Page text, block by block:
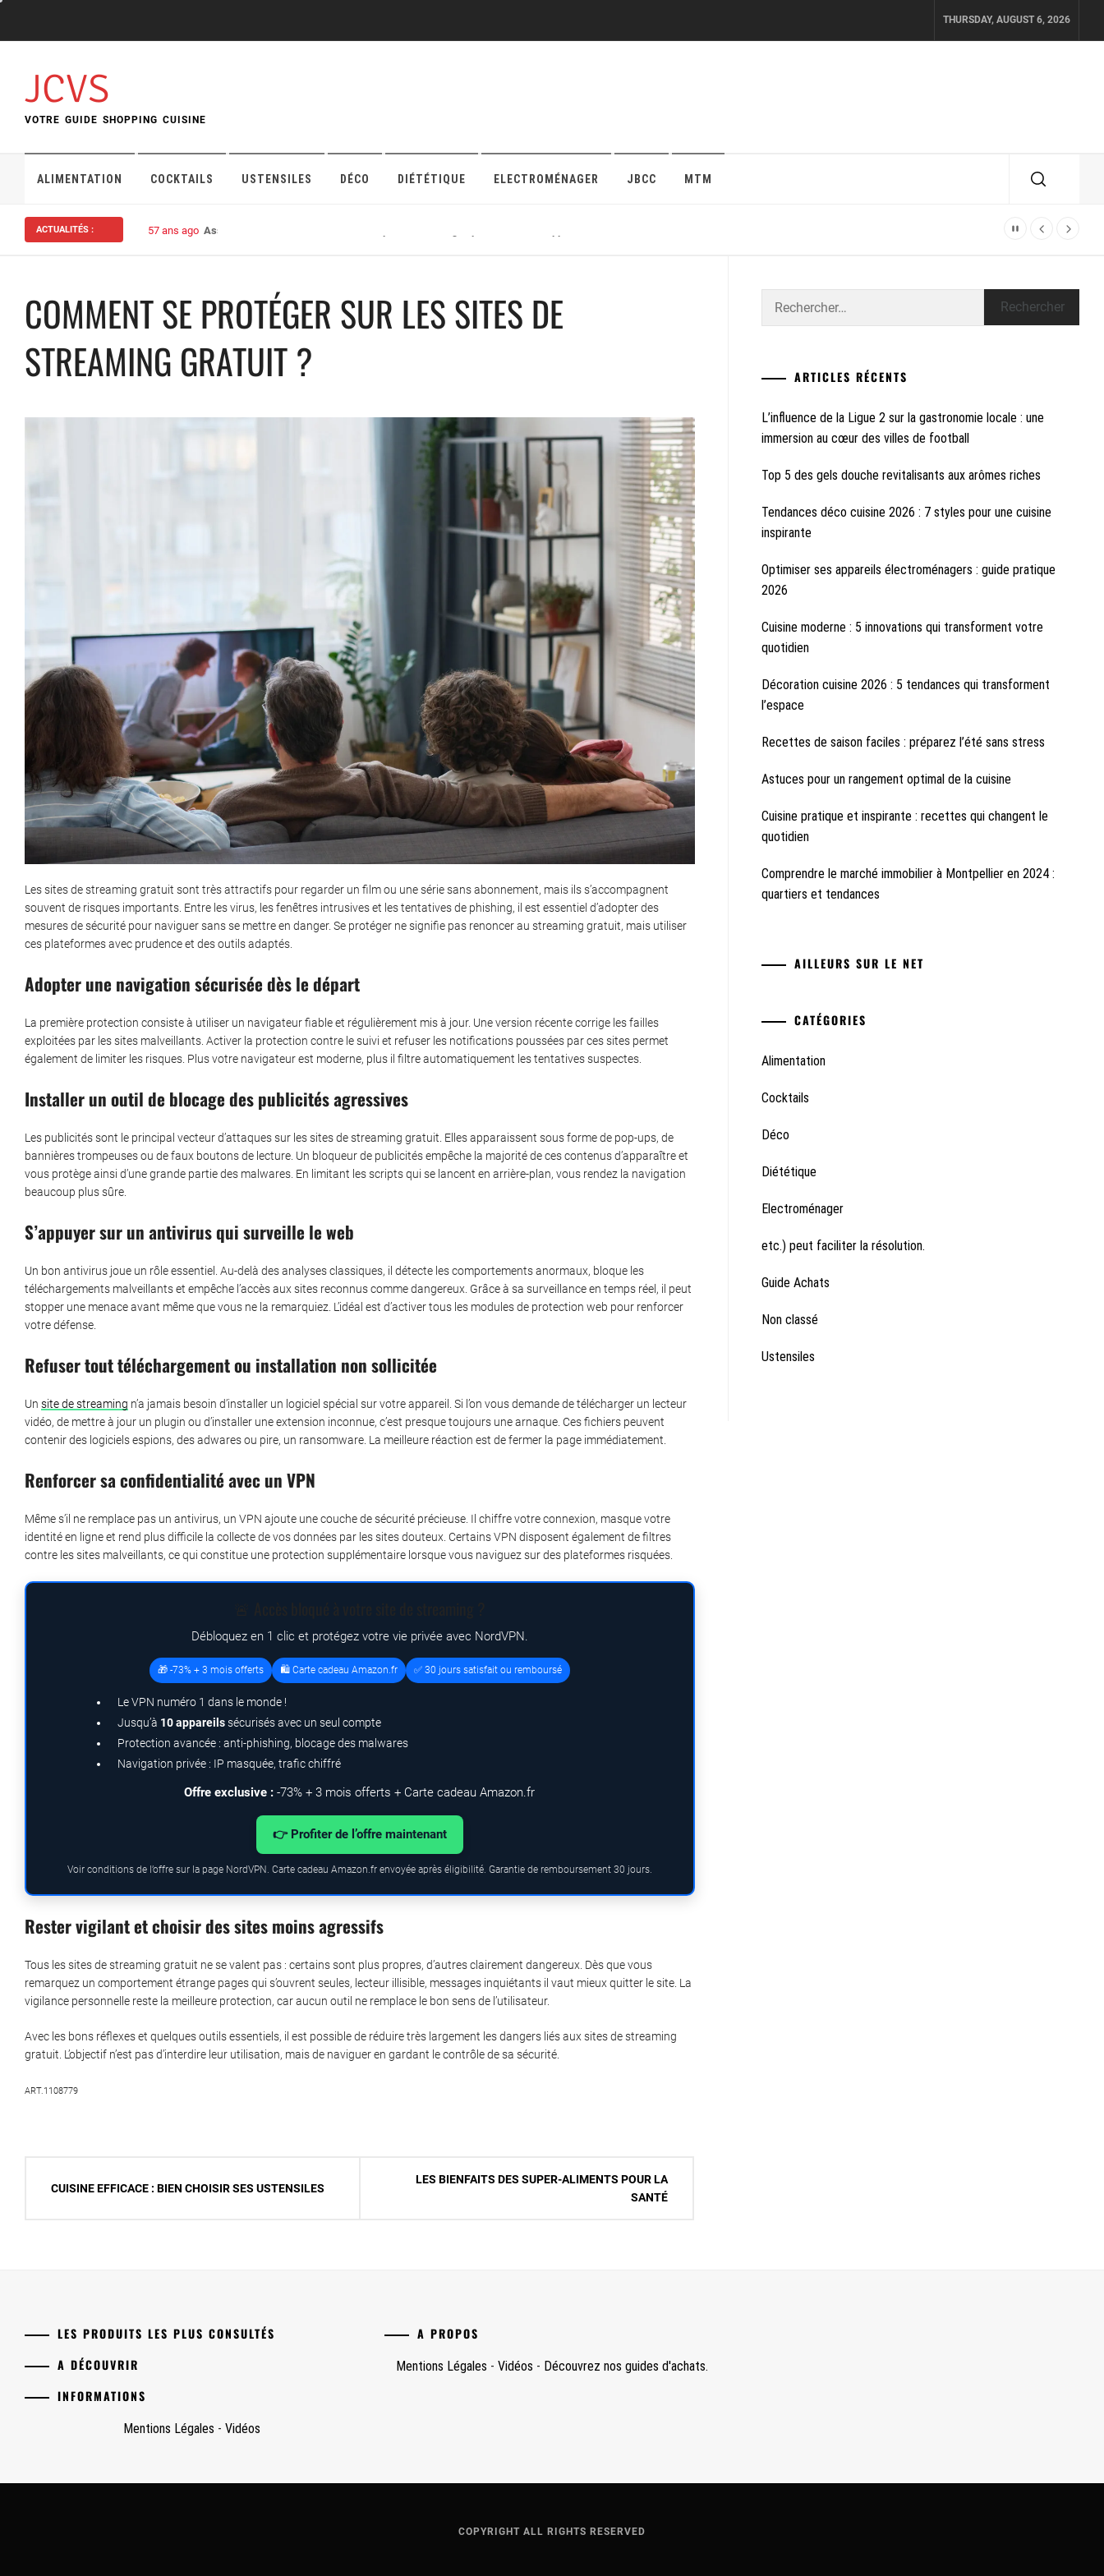
content
THURSDAY, AUGUST 6, 2026
JCVS
VOTRE GUIDE SHOPPING CUISINE
ALIMENTATION COCKTAILS USTENSILES DÉCO DIÉTÉTIQUE ELECTROMÉNAGER JBCC MTM
ACTUALITÉS : 57 ans ago Assurance habitation : bien choisir sa protection en ligne pour maison ou appartement
COMMENT SE PROTÉGER SUR LES SITES DE
STREAMING GRATUIT ?
Les sites de streaming gratuit sont très attractifs pour regarder un film ou une série sans abonnement, mais ils s’accompagnent
souvent de risques importants. Entre les virus, les fenêtres intrusives et les tentatives de phishing, il est essentiel d’adopter des
mesures de sécurité pour naviguer sans se mettre en danger. Se protéger ne signifie pas renoncer au streaming gratuit, mais utiliser
ces plateformes avec prudence et des outils adaptés.
Adopter une navigation sécurisée dès le départ
La première protection consiste à utiliser un navigateur fiable et régulièrement mis à jour. Une version récente corrige les failles
exploitées par les sites malveillants. Activer la protection contre le suivi et refuser les notifications poussées par ces sites permet
également de limiter les risques. Plus votre navigateur est moderne, plus il filtre automatiquement les tentatives suspectes.
Installer un outil de blocage des publicités agressives
Les publicités sont le principal vecteur d’attaques sur les sites de streaming gratuit. Elles apparaissent sous forme de pop-ups, de
bannières trompeuses ou de faux boutons de lecture. Un bloqueur de publicités empêche la majorité de ces contenus d’apparaître et
vous protège ainsi d’une grande partie des malwares. En limitant les scripts qui se lancent en arrière-plan, vous rendez la navigation
beaucoup plus sûre.
S’appuyer sur un antivirus qui surveille le web
Un bon antivirus joue un rôle essentiel. Au-delà des analyses classiques, il détecte les comportements anormaux, bloque les
téléchargements malveillants et empêche l’accès aux sites reconnus comme dangereux. Grâce à sa surveillance en temps réel, il peut
stopper une menace avant même que vous ne la remarquiez. L’idéal est d’activer tous les modules de protection web pour renforcer
votre défense.
Refuser tout téléchargement ou installation non sollicitée
Un site de streaming n’a jamais besoin d’installer un logiciel spécial sur votre appareil. Si l’on vous demande de télécharger un lecteur
vidéo, de mettre à jour un plugin ou d’installer une extension inconnue, c’est presque toujours une arnaque. Ces fichiers peuvent
contenir des logiciels espions, des adwares ou pire, un ransomware. La meilleure réaction est de fermer la page immédiatement.
Renforcer sa confidentialité avec un VPN
Même s’il ne remplace pas un antivirus, un VPN ajoute une couche de sécurité précieuse. Il chiffre votre connexion, masque votre
identité en ligne et rend plus difficile la collecte de vos données par les sites douteux. Certains VPN disposent également de filtres
contre les sites malveillants, ce qui constitue une protection supplémentaire lorsque vous naviguez sur des plateformes risquées.
Débloquez en 1 clic et protégez votre vie privée avec NordVPN.
🎁 -73% + 3 mois offerts 🛍️ Carte cadeau Amazon.fr ✅ 30 jours satisfait ou remboursé
Le VPN numéro 1 dans le monde !
Jusqu’à 10 appareilssécurisés avec un seul compte
Protection avancée : anti-phishing, blocage des malwares
Navigation privée : IP masquée, trafic chiffré
Offre exclusive : -73% + 3 mois offerts + Carte cadeau Amazon.fr
👉 Profiter de l’offre maintenant
Voir conditions de l’offre sur la page NordVPN. Carte cadeau Amazon.fr envoyée après éligibilité. Garantie de remboursement 30 jours.
Rester vigilant et choisir des sites moins agressifs
Tous les sites de streaming gratuit ne se valent pas : certains sont plus propres, d’autres clairement dangereux. Dès que vous
remarquez un comportement étrange pages qui s’ouvrent seules, lecteur illisible, messages inquiétants il vaut mieux quitter le site. La
vigilance personnelle reste la meilleure protection, car aucun outil ne remplace le bon sens de l’utilisateur.
Avec les bons réflexes et quelques outils essentiels, il est possible de réduire très largement les dangers liés aux sites de streaming
gratuit. L’objectif n’est pas d’interdire leur utilisation, mais de naviguer en gardant le contrôle de sa sécurité.
ART.1108779
CUISINE EFFICACE : BIEN CHOISIR SES USTENSILES
LES BIENFAITS DES SUPER-ALIMENTS POUR LA
SANTÉ
ARTICLES RÉCENTS
L’influence de la Ligue 2 sur la gastronomie locale : une
immersion au cœur des villes de football
Top 5 des gels douche revitalisants aux arômes riches
Tendances déco cuisine 2026 : 7 styles pour une cuisine
inspirante
Optimiser ses appareils électroménagers : guide pratique
2026
Cuisine moderne : 5 innovations qui transforment votre
quotidien
Décoration cuisine 2026 : 5 tendances qui transforment
l’espace
Recettes de saison faciles : préparez l’été sans stress
Astuces pour un rangement optimal de la cuisine
Cuisine pratique et inspirante : recettes qui changent le
quotidien
Comprendre le marché immobilier à Montpellier en 2024 :
quartiers et tendances
AILLEURS SUR LE NET
CATÉGORIES
Alimentation
Cocktails
Déco
Diététique
Electroménager
etc.) peut faciliter la résolution.
Guide Achats
Non classé
Ustensiles
LES PRODUITS LES PLUS CONSULTÉS
A DÉCOUVRIR
INFORMATIONS
Mentions Légales -Vidéos
A PROPOS
Mentions Légales - Vidéos - Découvrez nos guides d'achats.
COPYRIGHT ALL RIGHTS RESERVED